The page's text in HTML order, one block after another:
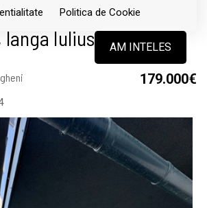
Politica de Cookie
AM INTELES
cu 2 camere+terasa,
langa Iulius, garaj
179.000€